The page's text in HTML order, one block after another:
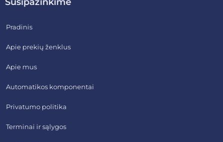
Pradinis
Apie prekių ženklus
Apie mus
Automatikos komponentai
Privatumo politika
Terminai ir sąlygos